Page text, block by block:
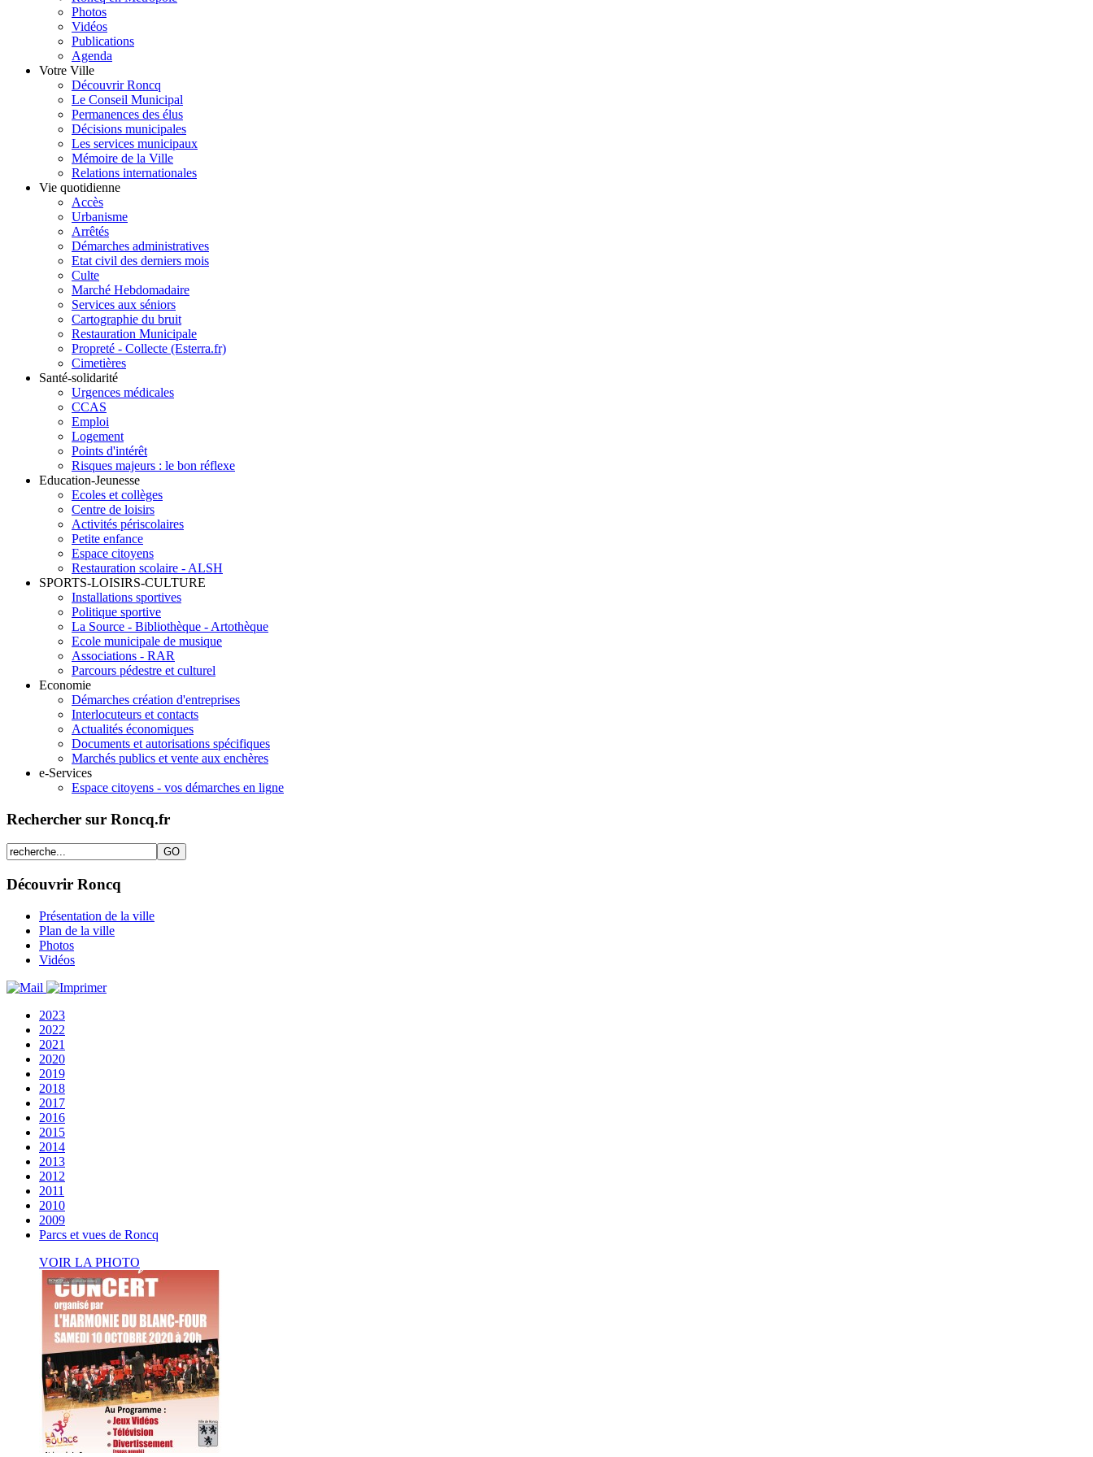
Photos
Vidéos
Publications
Agenda
Votre Ville
Découvrir Roncq
Le Conseil Municipal
Permanences des élus
Décisions municipales
Les services municipaux
Mémoire de la Ville
Relations internationales
Vie quotidienne
Accès
Urbanisme
Arrêtés
Démarches administratives
Etat civil des derniers mois
Culte
Marché Hebdomadaire
Services aux séniors
Cartographie du bruit
Restauration Municipale
Propreté - Collecte (Esterra.fr)
Cimetières
Santé-solidarité
Urgences médicales
CCAS
Emploi
Logement
Points d'intérêt
Risques majeurs : le bon réflexe
Education-Jeunesse
Ecoles et collèges
Centre de loisirs
Activités périscolaires
Petite enfance
Espace citoyens
Restauration scolaire - ALSH
SPORTS-LOISIRS-CULTURE
Installations sportives
Politique sportive
La Source - Bibliothèque - Artothèque
Ecole municipale de musique
Associations - RAR
Parcours pédestre et culturel
Economie
Démarches création d'entreprises
Interlocuteurs et contacts
Actualités économiques
Documents et autorisations spécifiques
Marchés publics et vente aux enchères
e-Services
Espace citoyens - vos démarches en ligne
Rechercher sur Roncq.fr
Découvrir Roncq
Présentation de la ville
Plan de la ville
Photos
Vidéos
2023
2022
2021
2020
2019
2018
2017
2016
2015
2014
2013
2012
2011
2010
2009
Parcs et vues de Roncq
VOIR LA PHOTO